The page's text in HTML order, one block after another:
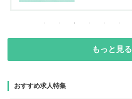
もっと見る
おすすめ求人特集